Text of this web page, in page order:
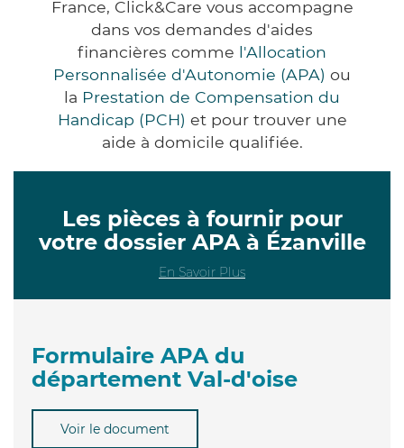
France, Click&Care vous accompagne
dans vos demandes d'aides
financières comme l'Allocation
Personnalisée d'Autonomie (APA) ou
la Prestation de Compensation du
Handicap (PCH) et pour trouver une
aide à domicile qualifiée.
Les pièces à fournir pour
votre dossier APA à Ézanville
En Savoir Plus
Formulaire APA du
département Val-d'oise
Voir le document